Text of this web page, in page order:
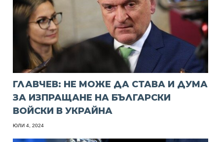
ГЛАВЧЕВ: НЕ МОЖЕ ДА СТАВА И ДУМА
ЗА ИЗПРАЩАНЕ НА БЪЛГАРСКИ
ВОЙСКИ В УКРАЙНА
ЮЛИ 4, 2024